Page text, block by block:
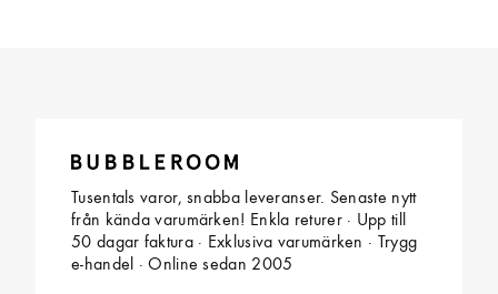
Tusentals varor, snabba leveranser. Senaste nytt
från kända varumärken! Enkla returer · Upp till
50 dagar faktura · Exklusiva varumärken · Trygg
e-handel · Online sedan 2005